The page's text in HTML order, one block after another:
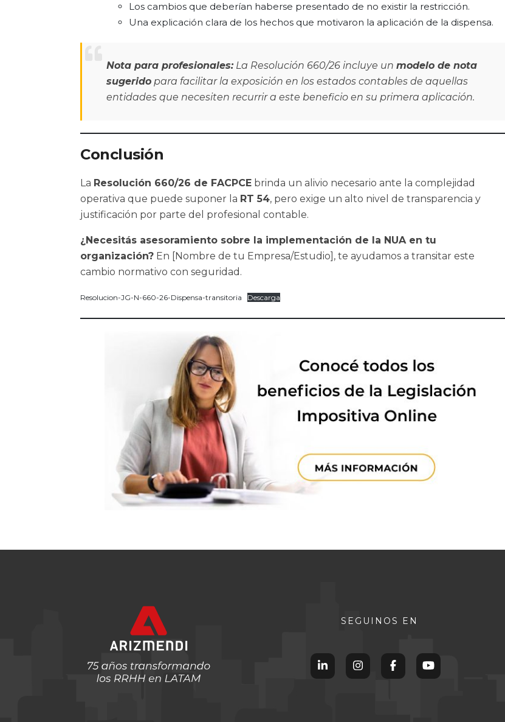
Los cambios que deberían haberse presentado de no existir la restricción.
Una explicación clara de los hechos que motivaron la aplicación de la dispensa.
Nota para profesionales:La Resolución 660/26 incluye un modelo de nota
sugerido para facilitar la exposición en los estados contables de aquellas
entidades que necesiten recurrir a este beneficio en su primera aplicación.
Conclusión
La Resolución 660/26 de FACPCE brinda un alivio necesario ante la complejidad
operativa que puede suponer la RT 54, pero exige un alto nivel de transparencia y
justificación por parte del profesional contable.
¿Necesitás asesoramiento sobre la implementación de la NUA en tu
organización? En [Nombre de tu Empresa/Estudio], te ayudamos a transitar este
cambio normativo con seguridad.
Resolucion-JG-N-660-26-Dispensa-transitoria Descarga
SEGUINOS EN